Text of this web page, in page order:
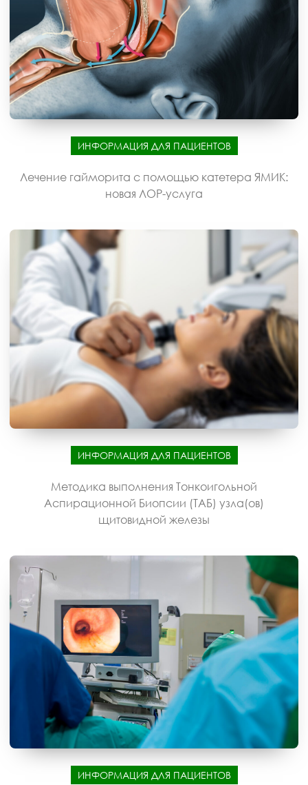
ИНФОРМАЦИЯ ДЛЯ ПАЦИЕНТОВ
Лечение гайморита с помощью катетера ЯМИК:
новая ЛОР-услуга
ИНФОРМАЦИЯ ДЛЯ ПАЦИЕНТОВ
Методика выполнения Тонкоигольной
Аспирационной Биопсии (ТАБ) узла(ов)
щитовидной железы
ИНФОРМАЦИЯ ДЛЯ ПАЦИЕНТОВ